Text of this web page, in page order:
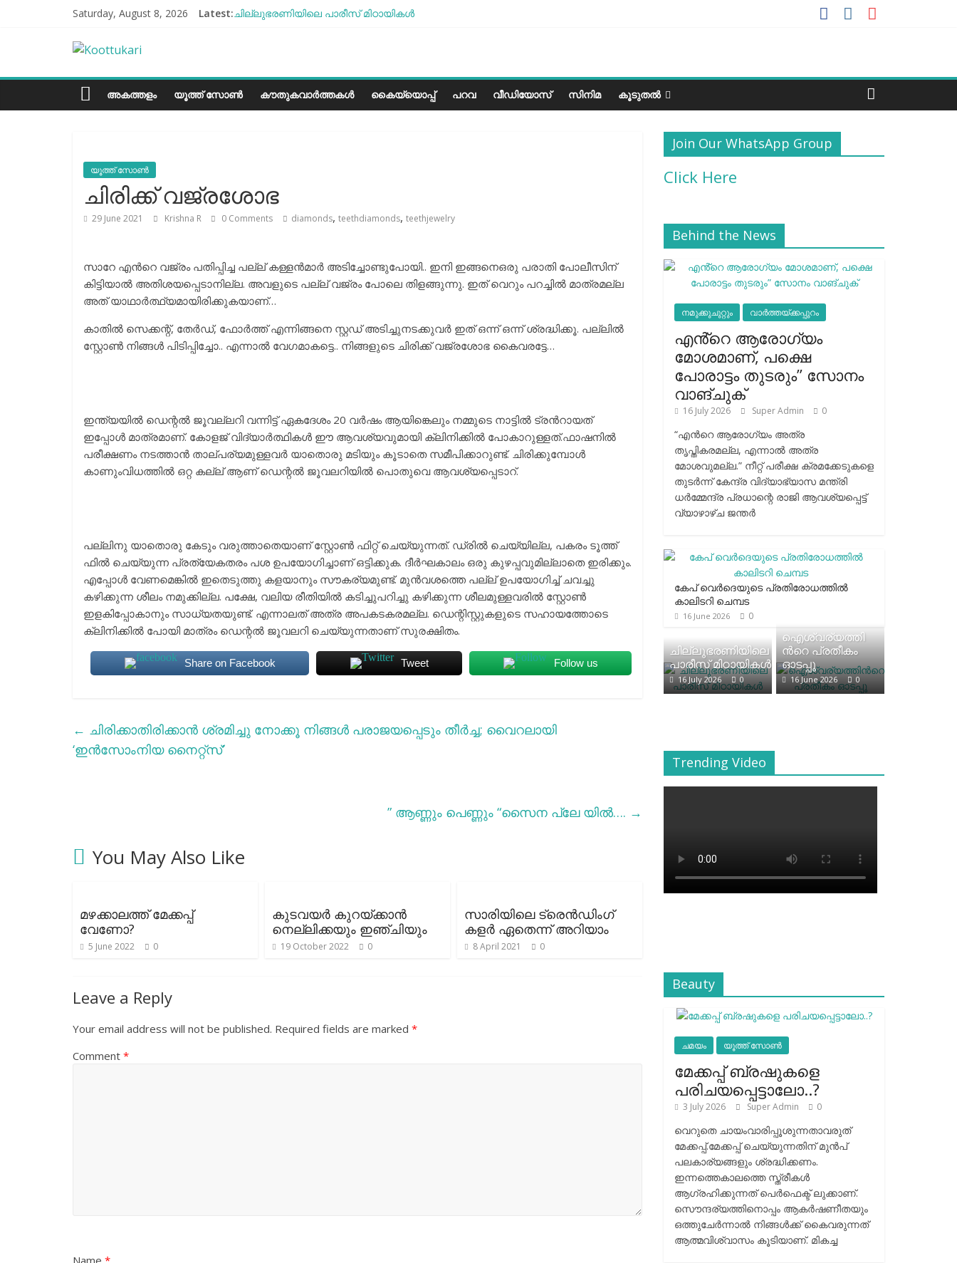
Saturday, August 8, 2026 Latest:ചില്ലുഭരണിയിലെ പാരീസ് മിഠായികള്‍
തക്കാളി ചോറ്
Koottukari
Kottukariഅകത്തളം യൂത്ത് സോൺ കൗതുകവാർത്തകൾ കൈയ്യൊപ്പ് പറവ വീഡിയോസ് സിനിമ കൂടുതൽ
യൂത്ത് സോൺ
ചിരിക്ക് വജ്രശോഭ
29 June 2021 Krishna R 0 Comments diamonds, teethdiamonds, teethjewelry
സാറേ എന്‍റെ വജ്രം പതിപ്പിച്ച പല്ല് കള്ളന്‍മാര്‍ അടിച്ചോണ്ടുപോയി.. ഇനി ഇങ്ങനെഒരു പരാതി പോലീസിന്
കിട്ടിയാല്‍ അതിശയപ്പെടാനില്ല. അവളുടെ പല്ല് വജ്രം പോലെ തിളങ്ങുന്നു. ഇത് വെറും പറച്ചില്‍ മാത്രമല്ല
അത് യാഥാര്‍ത്ഥ്യമായിരിക്കുകയാണ്…
കാതിൽ സെക്കന്റ്, തേർഡ്, ഫോർത്ത് എന്നിങ്ങനെ സ്റ്റഡ് അടിച്ചുനടക്കുവര്‍ ഇത് ഒന്ന് ഒന്ന് ശ്രദ്ധിക്കൂ. പല്ലില്‍
സ്റ്റോണ്‍ നിങ്ങള്‍ പിടിപ്പിച്ചോ.. എന്നാല്‍ വേഗമാകട്ടെ.. നിങ്ങളുടെ ചിരിക്ക് വജ്രശോഭ കൈവരട്ടേ…
ഇന്ത്യയിൽ ഡെന്റൽ ജൂവല്ലറി വന്നിട്ട് ഏകദേശം 20 വർഷം ആയിങ്കെലും നമ്മുടെ നാട്ടില്‍ ട്രന്‍റായത്
ഇപ്പോള്‍ മാത്രമാണ്. കോളജ് വിദ്യാര്‍ത്ഥികള്‍ ഈ ആവശ്യവുമായി ക്ലിനിക്കില്‍ പോകാറുള്ളത്.ഫാഷനിൽ
പരീക്ഷണം നടത്താൻ താല്പര്യമുള്ളവർ യാതൊരു മടിയും കൂടാതെ സമീപിക്കാറുണ്ട്. ചിരിക്കുമ്പോൾ
കാണുംവിധത്തിൽ ഒറ്റ കല്ല് ആണ് ഡെന്റൽ ജൂവലറിയിൽ പൊതുവെ ആവശ്യപ്പെടാറ്.
പല്ലിനു യാതൊരു കേടും വരുത്താതെയാണ് സ്റ്റോൺ ഫിറ്റ് ചെയ്യുന്നത്. ഡ്രിൽ ചെയ്യില്ല, പകരം ടൂത്ത്
ഫിൽ ചെയ്യുന്ന പ്രത്യേകതരം പശ ഉപയോഗിച്ചാണ് ഒട്ടിക്കുക. ദീർഘകാലം ഒരു കുഴപ്പവുമില്ലാതെ ഇരിക്കും.
എപ്പോൾ വേണമെങ്കിൽ ഇതെടുത്തു കളയാനും സൗകര്യമുണ്ട്. മുന്‍വശത്തെ പല്ല് ഉപയോഗിച്ച് ചവച്ചു
കഴിക്കുന്ന ശീലം നമുക്കില്ല. പക്ഷേ, വലിയ രീതിയിൽ കടിച്ചുപറിച്ചു കഴിക്കുന്ന ശീലമുള്ളവരിൽ സ്റ്റോൺ
ഇളകിപ്പോകാനും സാധ്യതയുണ്ട്. എന്നാലത് അത്ര അപകടകരമല്ല. ഡെന്റിസ്റ്റുകളുടെ സഹായത്തോടെ
ക്ലിനിക്കിൽ പോയി മാത്രം ഡെന്റൽ ജൂവലറി ചെയ്യുന്നതാണ് സുരക്ഷിതം.
Share on Facebook Tweet Follow us
← ചിരിക്കാതിരിക്കാന്‍ ശ്രമിച്ചു നോക്കൂ നിങ്ങള്‍ പരാജയപ്പെടും തീര്‍ച്ച; വൈറലായി
‘ഇൻസോംനിയ നൈറ്റ്സ്’
” ആണ്ണും പെണ്ണും “സൈന പ്ലേ യിൽ…. →
You May Also Like
മഴക്കാലത്ത് മേക്കപ്പ്
വേണോ?
5 June 2022 0
കുടവയര്‍ കുറയ്ക്കാന്‍
നെല്ലിക്കയും ഇഞ്ചിയും
19 October 2022 0
സാരിയിലെ ട്രെൻഡിംഗ്
കളർ ഏതെന്ന് അറിയാം
8 April 2021 0
Leave a Reply
Your email address will not be published. Required fields are marked *
Comment *
Name *
Join Our WhatsApp Group
Click Here
Behind the News
നമുക്കുചുറ്റും വാർത്തയ്ക്കപ്പുറം
എൻ്റെ ആരോഗ്യം
മോശമാണ്, പക്ഷെ
പോരാട്ടം തുടരും” സോനം
വാങ്ചുക്
16 July 2026 Super Admin 0
“എന്‍റെ ആരോഗ്യം അത്ര
തൃപ്തികരമല്ല, എന്നാൽ അത്ര
മോശവുമല്ല.” നീറ്റ് പരീക്ഷ ക്രമക്കേടുകളെ
തുടർന്ന് കേന്ദ്ര വിദ്യാഭ്യാസ മന്ത്രി
ധർമ്മേന്ദ്ര പ്രധാന്റെ രാജി ആവശ്യപ്പെട്ട്
വ്യാഴാഴ്ച ജന്തർ
കേപ് വെര്‍ദെയുടെ പ്രതിരോധത്തില്‍
കാലിടറി ചെമ്പട
16 June 2026 0
ചില്ലുഭരണിയിലെ
പാരീസ് മിഠായികള്‍
16 July 2026 0
ഐശ്വര്യത്തി
ന്‍റെ പ്രതീകം
ഓടപ്പൂ
16 June 2026 0
Trending Video
Beauty
ചമയം യൂത്ത് സോൺ
മേക്കപ്പ് ബ്രഷുകളെ
പരിചയപ്പെട്ടാലോ..?
3 July 2026 Super Admin 0
വെറുതെ ചായംവാരിപ്പൂശുന്നതാവരുത്
മേക്കപ്പ്.മേക്കപ്പ് ചെയ്യുന്നതിന് മുന്‍പ്
പലകാര്യങ്ങളും ശ്രദ്ധിക്കണം.
ഇന്നത്തെകാലത്തെ സ്ത്രീകള്‍
ആഗ്രഹിക്കുന്നത് പെര്‍ഫെക്ട് ലുക്കാണ്.
സൌന്ദര്യത്തിനൊപ്പം ആകര്‍ഷണീതയും
ഒത്തുചേര്‍ന്നാല്‍ നിങ്ങള്‍ക്ക് കൈവരുന്നത്
ആത്മവിശ്വാസം കൂടിയാണ്. മികച്ച